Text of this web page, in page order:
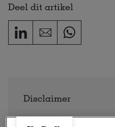
Deel dit artikel
Disclaimer
Dit is een publicitaire